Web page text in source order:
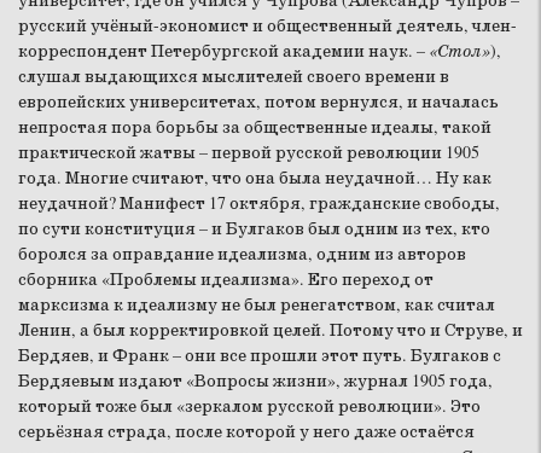
русский учёный-экономист и общественный деятель, член-
корреспондент Петербургской академии наук. – «Стол»),
слушал выдающихся мыслителей своего времени в
европейских университетах, потом вернулся, и началась
непростая пора борьбы за общественные идеалы, такой
практической жатвы – первой русской революции 1905
года. Многие считают, что она была неудачной… Ну как
неудачной? Манифест 17 октября, гражданские свободы,
по сути конституция – и Булгаков был одним из тех, кто
боролся за оправдание идеализма, одним из авторов
сборника «Проблемы идеализма». Его переход от
марксизма к идеализму не был ренегатством, как считал
Ленин, а был корректировкой целей. Потому что и Струве, и
Бердяев, и Франк – они все прошли этот путь. Булгаков с
Бердяевым издают «Вопросы жизни», журнал 1905 года,
который тоже был «зеркалом русской революции». Это
серьёзная страда, после которой у него даже остаётся